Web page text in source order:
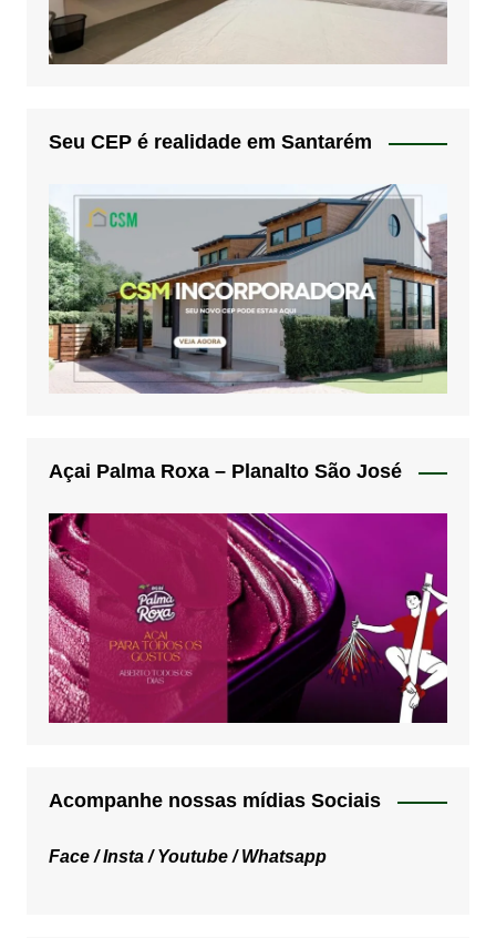
Seu CEP é realidade em Santarém
Açai Palma Roxa – Planalto São José
Acompanhe nossas mídias Sociais
Face /Insta /Youtube /Whatsapp